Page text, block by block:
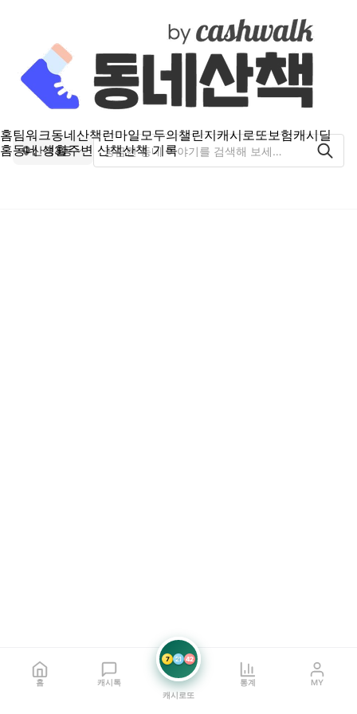
홈팀워크동네산책런마일모두의챌린지캐시로또보험캐시딜
홈동네 생활주변 산책산책 기록
산격3동
홈 캐시톡
7 21 42
캐시로또
통계 MY